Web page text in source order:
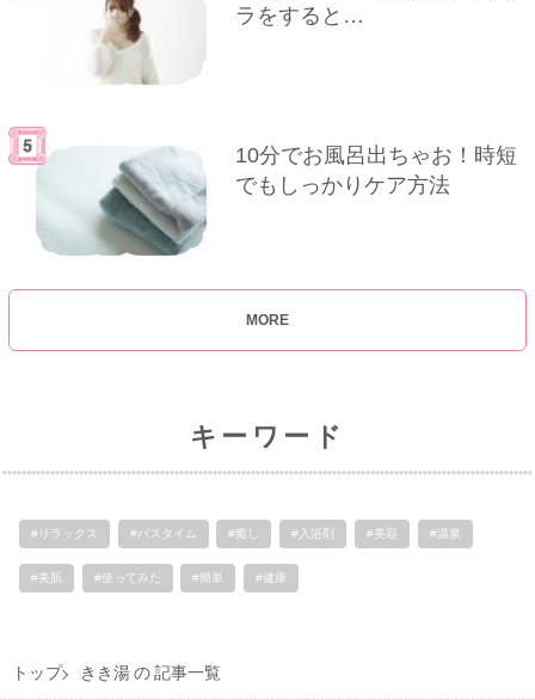
ラをすると…
10分でお風呂出ちゃお！時短
でもしっかりケア方法
MORE
キーワード
#リラックス #バスタイム #癒し #入浴剤 #美容 #温泉
#美肌 #使ってみた #簡単 #健康
トップ きき湯 の 記事一覧